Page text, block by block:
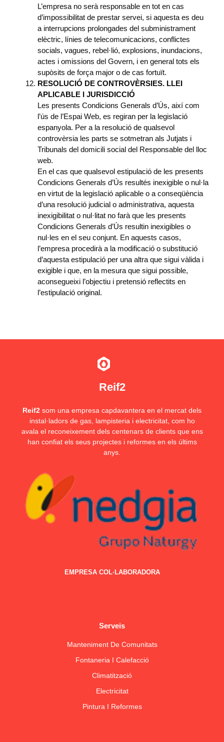
L’empresa no serà responsable en tot en cas
d’impossibilitat de prestar servei, si aquesta es deu
a interrupcions prolongades del subministrament
elèctric, línies de telecomunicacions, conflictes
socials, vagues, rebel·lió, explosions, inundacions,
actes i omissions del Govern, i en general tots els
supòsits de força major o de cas fortuït.
RESOLUCIÓ DE CONTROVÈRSIES. LLEI
APLICABLE I JURISDICCIÓ
Les presents Condicions Generals d’Ús, així com
l’ús de l’Espai Web, es regiran per la legislació
espanyola. Per a la resolució de qualsevol
controvèrsia les parts se sotmetran als Jutjats i
Tribunals del domicili social del Responsable del lloc
web.
En el cas que qualsevol estipulació de les presents
Condicions Generals d’Ús resultés inexigible o nul·la
en virtut de la legislació aplicable o a conseqüència
d’una resolució judicial o administrativa, aquesta
inexigibilitat o nul·litat no farà que les presents
Condicions Generals d’Ús resultin inexigibles o
nul·les en el seu conjunt. En aquests casos,
l’empresa procedirà a la modificació o substitució
d’aquesta estipulació per una altra que sigui vàlida i
exigible i que, en la mesura que sigui possible,
aconsegueixi l’objectiu i pretensió reflectits en
l’estipulació original.
Reif2
Reif2 som una empresa capdavantera en el mercat dels
instal·ladors de gas, lampisteria i electricitat, com ho
avala el reconeixement dels centenars de clients que ens
han confiat els seus projectes i reformes en els últims
anys.
EMPRESA COL·LABORADORA
Serveis
Manteniment De Comunitats
Fontaneria I Calefacció
Climatització
Electricitat
Pintura I Reformes